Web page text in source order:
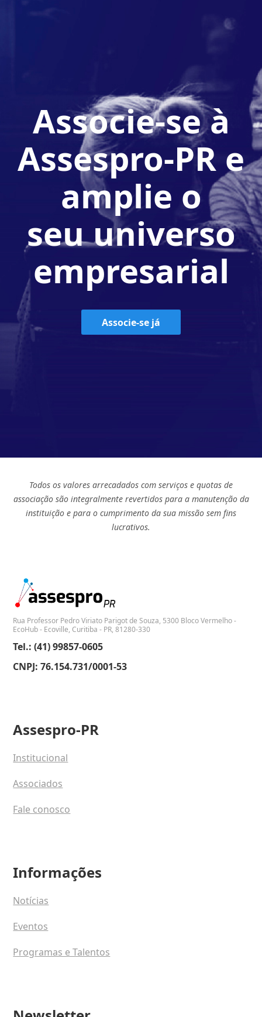
Associe-se à
Assespro-PR e
amplie o
seu universo
empresarial
Associe-se já
Todos os valores arrecadados com serviços e quotas de
associação são integralmente revertidos para a manutenção da
instituição e para o cumprimento da sua missão sem fins
lucrativos.
Rua Professor Pedro Viriato Parigot de Souza, 5300 Bloco Vermelho -
EcoHub - Ecoville, Curitiba - PR, 81280-330
Tel.: (41) 99857-0605
CNPJ: 76.154.731/0001-53
Assespro-PR
Institucional
Associados
Fale conosco
Informações
Notícias
Eventos
Programas e Talentos